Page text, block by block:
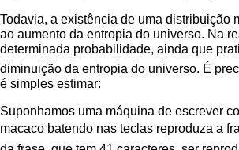
Todavia, a existência de uma distribuição
ao aumento da entropia do universo. Na
determinada probabilidade, ainda que
diminuição da entropia do universo. É
é simples estimar:
Suponhamos uma máquina de escrever
macaco batendo nas teclas reproduza a